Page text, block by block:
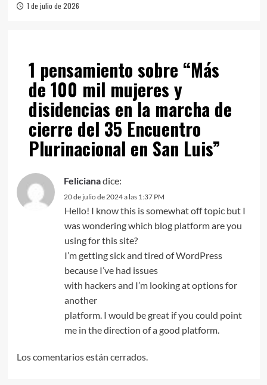
1 de julio de 2026
1 pensamiento sobre “Más
de 100 mil mujeres y
disidencias en la marcha de
cierre del 35 Encuentro
Plurinacional en San Luis”
Felicianadice:
20 de julio de 2024 a las 1:37 PM
Hello! I know this is somewhat off topic but I
was wondering which blog platform are you
using for this site?
I’m getting sick and tired of WordPress
because I’ve had issues
with hackers and I’m looking at options for
another
platform. I would be great if you could point
me in the direction of a good platform.
Los comentarios están cerrados.